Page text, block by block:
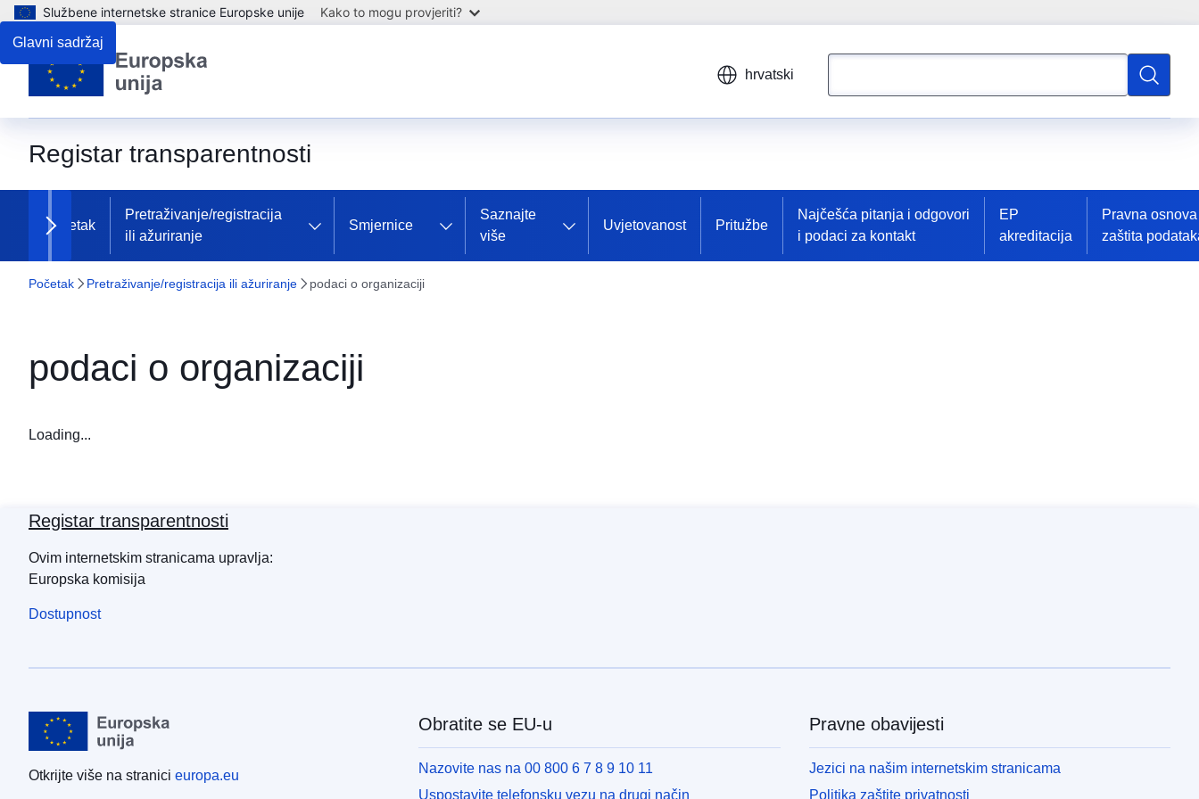
Glavni sadržaj
Službene internetske stranice Europske unije Kako to mogu provjeriti?
hrvatski
Registar transparentnosti
Next items
Početak
Pretraživanje/registracija
ili ažuriranje
Smjernice
Saznajte
više
Uvjetovanost Pritužbe
Najčešća pitanja i odgovori
i podaci za kontakt
EP
akreditacija
Pravna
zaštita
Početak Pretraživanje/registracija ili ažuriranje podaci o organizaciji
podaci o organizaciji
Loading...
Registar transparentnosti
Ovim internetskim stranicama upravlja:
Europska komisija
Dostupnost
Otkrijte više na stranici europa.eu
Obratite se EU-u
Nazovite nas na 00 800 6 7 8 9 10 11
Uspostavite telefonsku vezu na drugi način
Pravne obavijesti
Jezici na našim internetskim stranicama
Politika zaštite privatnosti